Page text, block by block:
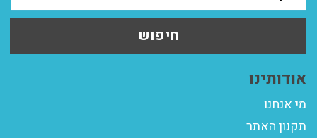
חיפוש
אודותינו
מי אנחנו
תקנון האתר